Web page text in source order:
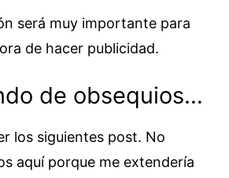
será muy importante para
de hacer publicidad.
de obsequios…
los siguientes post. No
aquí porque me extendería